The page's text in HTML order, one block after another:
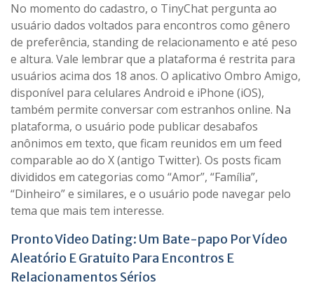
No momento do cadastro, o TinyChat pergunta ao
usuário dados voltados para encontros como gênero
de preferência, standing de relacionamento e até peso
e altura. Vale lembrar que a plataforma é restrita para
usuários acima dos 18 anos. O aplicativo Ombro Amigo,
disponível para celulares Android e iPhone (iOS),
também permite conversar com estranhos online. Na
plataforma, o usuário pode publicar desabafos
anônimos em texto, que ficam reunidos em um feed
comparable ao do X (antigo Twitter). Os posts ficam
divididos em categorias como “Amor”, “Família”,
“Dinheiro” e similares, e o usuário pode navegar pelo
tema que mais tem interesse.
Pronto Video Dating: Um Bate-papo Por Vídeo
Aleatório E Gratuito Para Encontros E
Relacionamentos Sérios